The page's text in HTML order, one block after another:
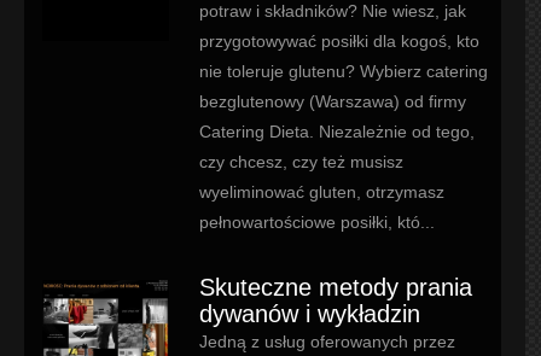
potraw i składników? Nie wiesz, jak
przygotowywać posiłki dla kogoś, kto
nie toleruje glutenu? Wybierz catering
bezglutenowy (Warszawa) od firmy
Catering Dieta. Niezależnie od tego,
czy chcesz, czy też musisz
wyeliminować gluten, otrzymasz
pełnowartościowe posiłki, któ...
Skuteczne metody prania
dywanów i wykładzin
Jedną z usług oferowanych przez